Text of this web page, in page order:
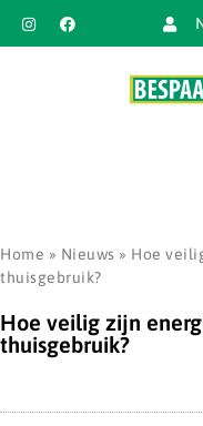
Home » Nieuws » Hoe
thuisgebruik?
Hoe veilig zijn
thuisgebruik?